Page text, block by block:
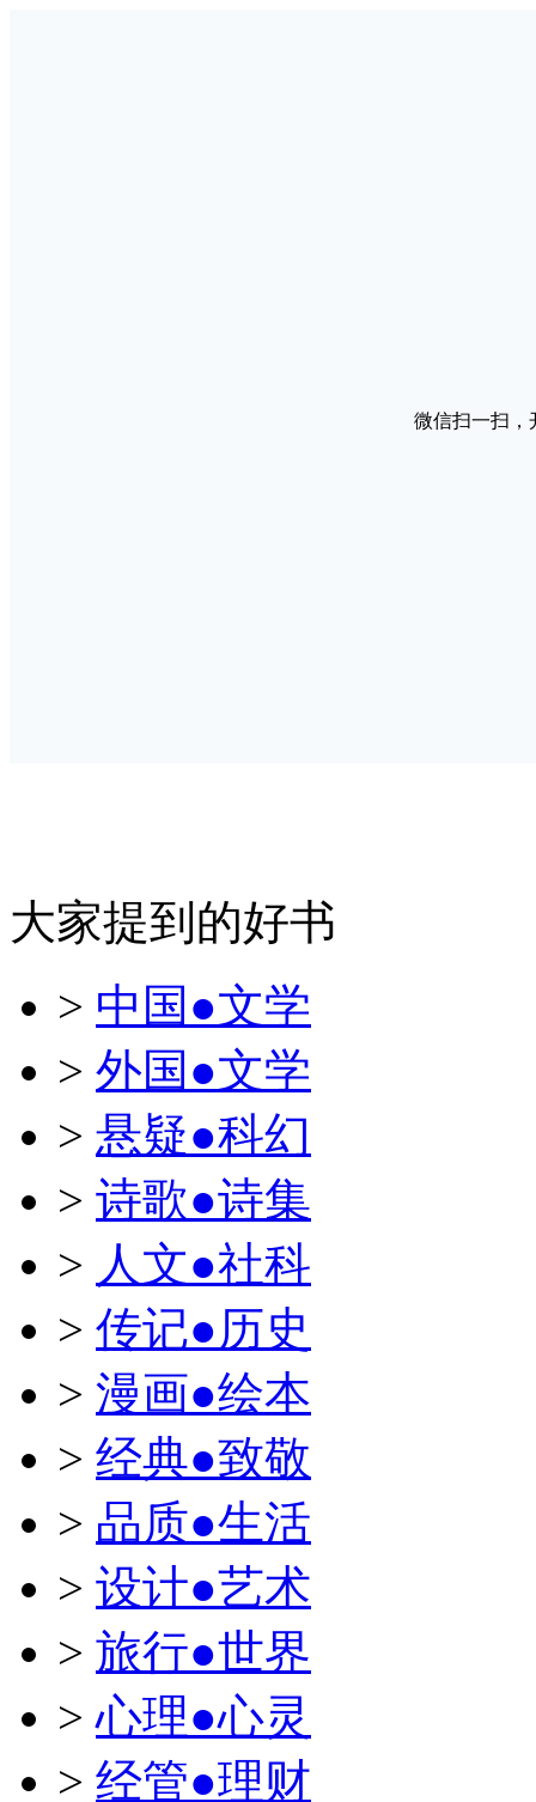
微信扫一扫，
大家提到的好书
> 中国●文学
> 外国●文学
> 悬疑●科幻
> 诗歌●诗集
> 人文●社科
> 传记●历史
> 漫画●绘本
> 经典●致敬
> 品质●生活
> 设计●艺术
> 旅行●世界
>心理●心灵
> 经管●理财